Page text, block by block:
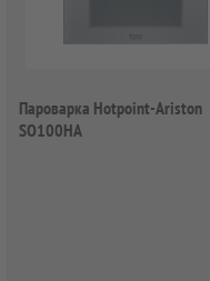
Пароварка Hotpoint-Ariston
SO100HA